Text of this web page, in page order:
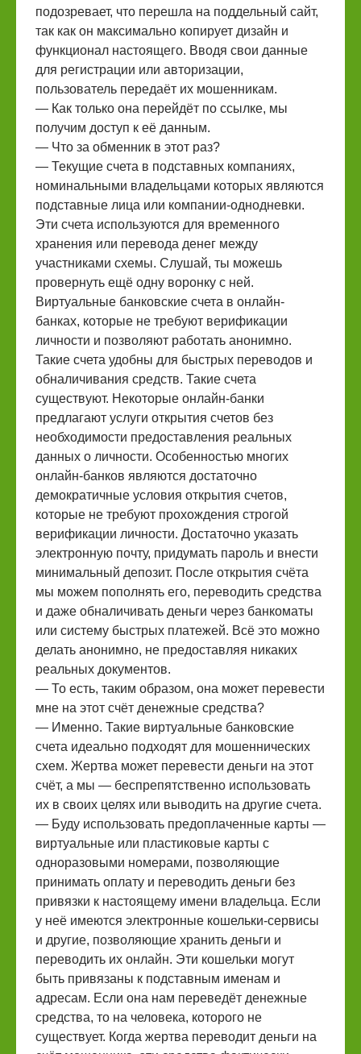
подозревает, что перешла на поддельный сайт,
так как он максимально копирует дизайн и
функционал настоящего. Вводя свои данные
для регистрации или авторизации,
пользователь передаёт их мошенникам.
— Как только она перейдёт по ссылке, мы
получим доступ к её данным.
— Что за обменник в этот раз?
— Текущие счета в подставных компаниях,
номинальными владельцами которых являются
подставные лица или компании-однодневки.
Эти счета используются для временного
хранения или перевода денег между
участниками схемы. Слушай, ты можешь
провернуть ещё одну воронку с ней.
Виртуальные банковские счета в онлайн-
банках, которые не требуют верификации
личности и позволяют работать анонимно.
Такие счета удобны для быстрых переводов и
обналичивания средств. Такие счета
существуют. Некоторые онлайн-банки
предлагают услуги открытия счетов без
необходимости предоставления реальных
данных о личности. Особенностью многих
онлайн-банков являются достаточно
демократичные условия открытия счетов,
которые не требуют прохождения строгой
верификации личности. Достаточно указать
электронную почту, придумать пароль и внести
минимальный депозит. После открытия счёта
мы можем пополнять его, переводить средства
и даже обналичивать деньги через банкоматы
или систему быстрых платежей. Всё это можно
делать анонимно, не предоставляя никаких
реальных документов.
— То есть, таким образом, она может перевести
мне на этот счёт денежные средства?
— Именно. Такие виртуальные банковские
счета идеально подходят для мошеннических
схем. Жертва может перевести деньги на этот
счёт, а мы — беспрепятственно использовать
их в своих целях или выводить на другие счета.
— Буду использовать предоплаченные карты —
виртуальные или пластиковые карты с
одноразовыми номерами, позволяющие
принимать оплату и переводить деньги без
привязки к настоящему имени владельца. Если
у неё имеются электронные кошельки-сервисы
и другие, позволяющие хранить деньги и
переводить их онлайн. Эти кошельки могут
быть привязаны к подставным именам и
адресам. Если она нам переведёт денежные
средства, то на человека, которого не
существует. Когда жертва переводит деньги на